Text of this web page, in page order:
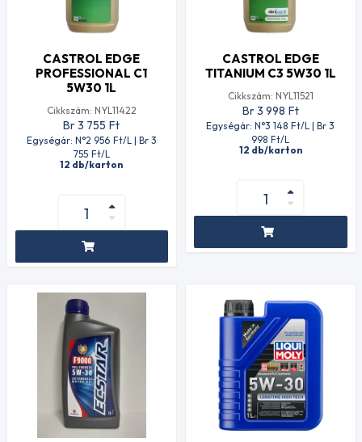
CASTROL EDGE
PROFESSIONAL C1
5W30 1L
Cikkszám: NYL11422
Br 3 755 Ft
Egységár: N°2 956 Ft/L | Br 3
755 Ft/L
12 db/karton
CASTROL EDGE
TITANIUM C3 5W30 1L
Cikkszám: NYL11521
Br 3 998 Ft
Egységár: N°3 148 Ft/L | Br 3
998 Ft/L
12 db/karton